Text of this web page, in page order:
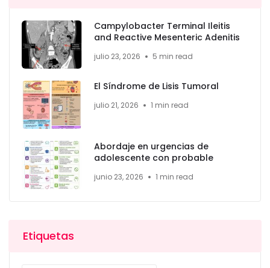
Campylobacter Terminal Ileitis
and Reactive Mesenteric Adenitis
julio 23, 2026 5 min read
El Síndrome de Lisis Tumoral
julio 21, 2026 1 min read
Abordaje en urgencias de
adolescente con probable
junio 23, 2026 1 min read
Etiquetas